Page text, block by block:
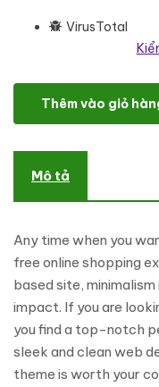
VirusTotal
Flone – Minimalist
Thêm vào giỏ
Mô tả
Any time when you
free online shopping
based site,
impact. If you are
you find a top-notch
sleek and clean web
theme is worth your